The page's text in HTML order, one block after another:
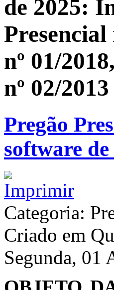
de 2025:
Presencial
nº 01/
nº 02/
Pregão
software
Categoria:
Criado em
Segunda, 01